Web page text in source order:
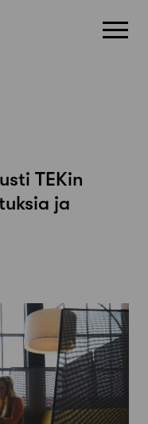
TEKin
ja